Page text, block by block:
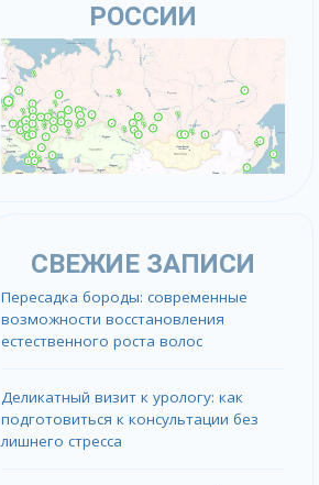
РОССИИ
СВЕЖИЕ ЗАПИСИ
Пересадка бороды: современные
возможности восстановления
естественного роста волос
Деликатный визит к урологу: как
подготовиться к консультации без
лишнего стресса